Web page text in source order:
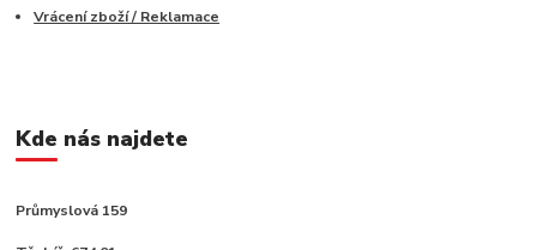
Vrácení zboží / Reklamace
Kde nás najdete
Průmyslová 159